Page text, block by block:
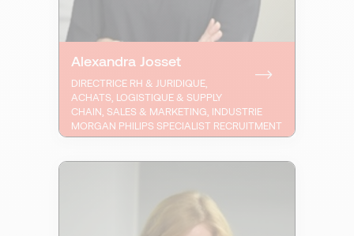
Alexandra Josset
DIRECTRICE RH & JURIDIQUE,
ACHATS, LOGISTIQUE & SUPPLY
CHAIN, SALES & MARKETING, INDUSTRIE
MORGAN PHILIPS SPECIALIST RECRUITMENT